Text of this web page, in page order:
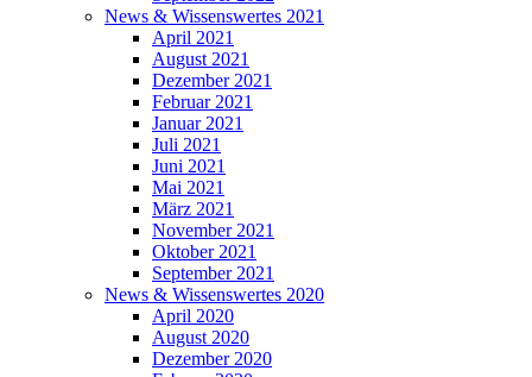
News & Wissenswertes 2021
April 2021
August 2021
Dezember 2021
Februar 2021
Januar 2021
Juli 2021
Juni 2021
Mai 2021
März 2021
November 2021
Oktober 2021
September 2021
News & Wissenswertes 2020
April 2020
August 2020
Dezember 2020